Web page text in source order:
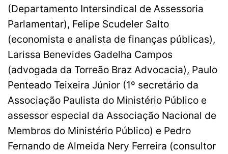
(Departamento Intersindical de Assessoria
Parlamentar), Felipe Scudeler Salto
(economista e analista de finanças públicas),
Larissa Benevides Gadelha Campos
(advogada da Torreão Braz Advocacia), Paulo
Penteado Teixeira Júnior (1º secretário da
Associação Paulista do Ministério Público e
assessor especial da Associação Nacional de
Membros do Ministério Público) e Pedro
Fernando de Almeida Nery Ferreira (consultor